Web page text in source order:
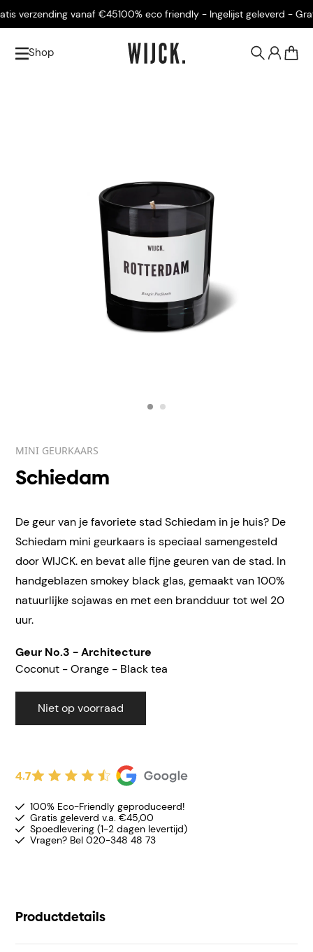
vanaf €45100% eco friendly - Ingelijst geleverd - Gratis
Shop
MINI GEURKAARS
Schiedam
De geur van je favoriete stad Schiedam in je huis? De
Schiedam mini geurkaars is speciaal samengesteld
door WIJCK. en bevat alle fijne geuren van de stad. In
handgeblazen smokey black glas, gemaakt van 100%
natuurlijke sojawas en met een brandduur tot wel 20
uur.
Geur No.3 - Architecture
Coconut - Orange - Black tea
Niet op voorraad
4.7
100% Eco-Friendly geproduceerd!
Gratis geleverd v.a. €45,00
Spoedlevering (1-2 dagen levertijd)
Vragen? Bel 020-348 48 73
Productdetails